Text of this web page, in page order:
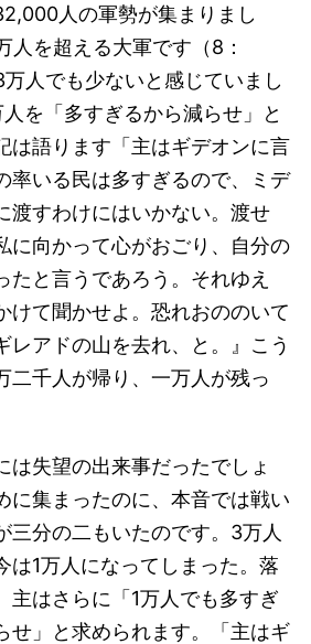
人の軍勢が集まりまし
人を超える大軍です（8：
人でも少ないと感じていまし
を「多すぎるから減らせ」と
は語ります「主はギデオンに言
率いる民は多すぎるので、ミデ
渡すわけにはいかない。渡せ
に向かって心がおごり、自分の
たと言うであろう。それゆえ
けて聞かせよ。恐れおののいて
レアドの山を去れ、と。』こう
二千人が帰り、一万人が残っ
は失望の出来事だったでしょ
に集まったのに、本音では戦い
三分の二もいたのです。3万人
は1万人になってしまった。落
主はさらに「1万人でも多すぎ
せ」と求められます。「主はギ